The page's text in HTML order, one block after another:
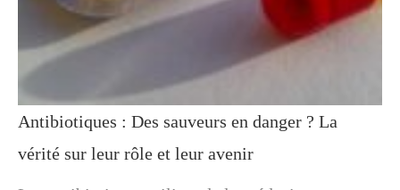
Antibiotiques : Des sauveurs en danger ? La
vérité sur leur rôle et leur avenir